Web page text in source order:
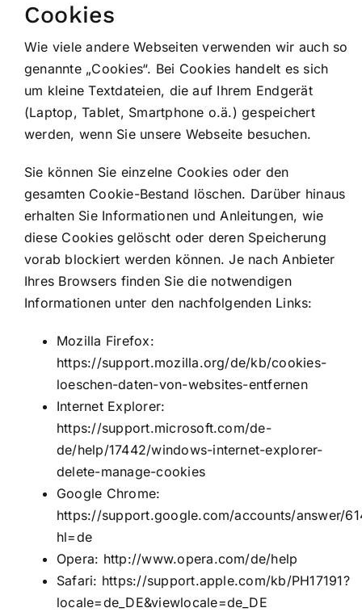
Cookies
Wie viele andere Webseiten verwenden wir auch so
genannte „Cookies“. Bei Cookies handelt es sich
um kleine Textdateien, die auf Ihrem Endgerät
(Laptop, Tablet, Smartphone o.ä.) gespeichert
werden, wenn Sie unsere Webseite besuchen.
Sie können Sie einzelne Cookies oder den
gesamten Cookie-Bestand löschen. Darüber hinaus
erhalten Sie Informationen und Anleitungen, wie
diese Cookies gelöscht oder deren Speicherung
vorab blockiert werden können. Je nach Anbieter
Ihres Browsers finden Sie die notwendigen
Informationen unter den nachfolgenden Links:
Mozilla Firefox:
https://support.mozilla.org/de/kb/cookies-
loeschen-daten-von-websites-entfernen
Internet Explorer:
https://support.microsoft.com/de-
de/help/17442/windows-internet-explorer-
delete-manage-cookies
Google Chrome:
https://support.google.com/accounts/answer/
hl=de
Opera: http://www.opera.com/de/help
Safari: https://support.apple.com/kb/PH17191?
locale=de_DE&viewlocale=de_DE